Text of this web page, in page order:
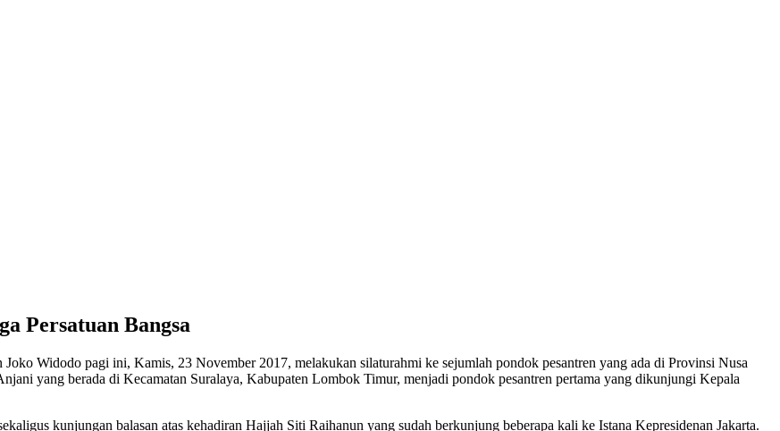
Persatuan Bangsa
Joko Widodo pagi ini, Kamis, 23 November 2017, melakukan silaturahmi ke sejumlah pondok pesantren yang ada di Provinsi Nusa
yang berada di Kecamatan Suralaya, Kabupaten Lombok Timur, menjadi pondok pesantren pertama yang dikunjungi Kepala
kunjungan balasan atas kehadiran Hajjah Siti Raihanun yang sudah berkunjung beberapa kali ke Istana Kepresidenan Jakarta.